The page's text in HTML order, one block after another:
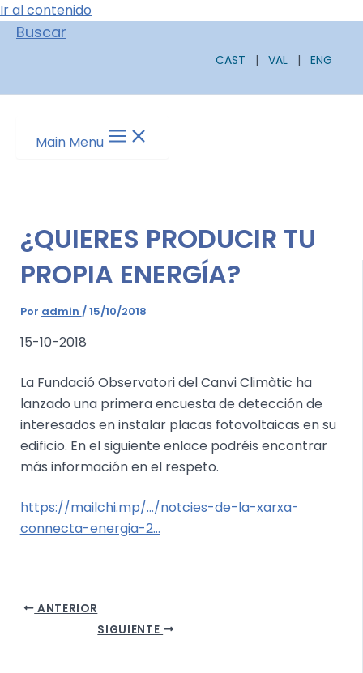
Ir al contenido
Buscar
CAST | VAL | ENG
Main Menu
¿QUIERES PRODUCIR TU
PROPIA ENERGÍA?
Por admin /15/10/2018
15-10-2018
La Fundació Observatori del Canvi Climàtic ha
lanzado una primera encuesta de detección de
interesados en instalar placas fotovoltaicas en su
edificio. En el siguiente enlace podréis encontrar
más información en el respeto.
https://mailchi.mp/…/notcies-de-la-xarxa-
connecta-energia-2…
ANTERIOR
SIGUIENTE